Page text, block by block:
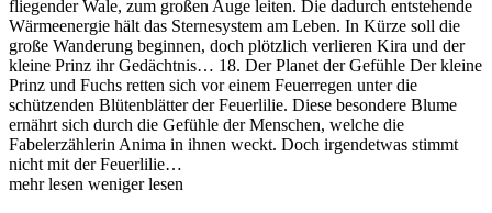
fliegender Wale, zum großen Auge leiten. Die dadurch entstehende
Wärmeenergie hält das Sternesystem am Leben. In Kürze soll die
große Wanderung beginnen, doch plötzlich verlieren Kira und der
kleine Prinz ihr Gedächtnis… 18. Der Planet der Gefühle Der kleine
Prinz und Fuchs retten sich vor einem Feuerregen unter die
schützenden Blütenblätter der Feuerlilie. Diese besondere Blume
ernährt sich durch die Gefühle der Menschen, welche die
Fabelerzählerin Anima in ihnen weckt. Doch irgendetwas stimmt
nicht mit der Feuerlilie…
mehr lesen weniger lesen